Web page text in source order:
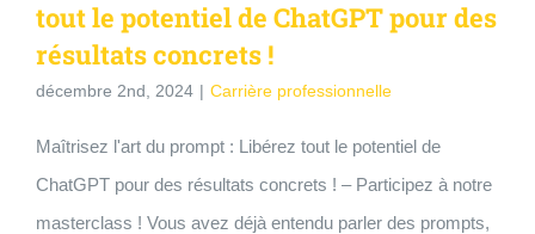
tout le potentiel de ChatGPT pour des
résultats concrets !
décembre 2nd, 2024 | Carrière professionnelle
Maîtrisez l'art du prompt : Libérez tout le potentiel de
ChatGPT pour des résultats concrets ! – Participez à notre
masterclass ! Vous avez déjà entendu parler des prompts,